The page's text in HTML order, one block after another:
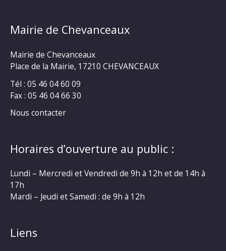
Mairie de Chevanceaux
Mairie de Chevanceaux
Place de la Mairie, 17210 CHEVANCEAUX
Tél : 05 46 04 60 09
Fax : 05 46 04 66 30
Nous contacter
Horaires d’ouverture au public :
Lundi – Mercredi et Vendredi de 9h à 12h et de 14h à
17h
Mardi – Jeudi et Samedi : de 9h à 12h
Liens